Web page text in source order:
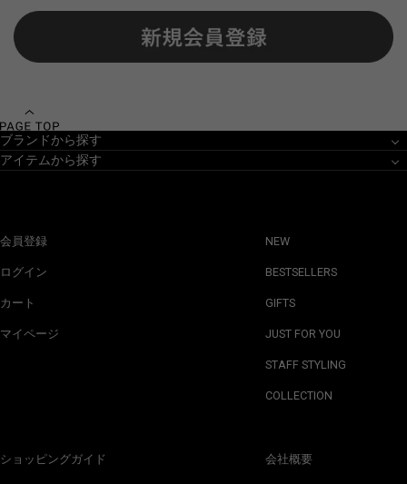
ブランドから探す
アイテムから探す
会員登録
ログイン
カート
マイページ
ショッピングガイド
NEW
BESTSELLERS
GIFTS
JUST FOR YOU
STAFF STYLING
COLLECTION
会社概要